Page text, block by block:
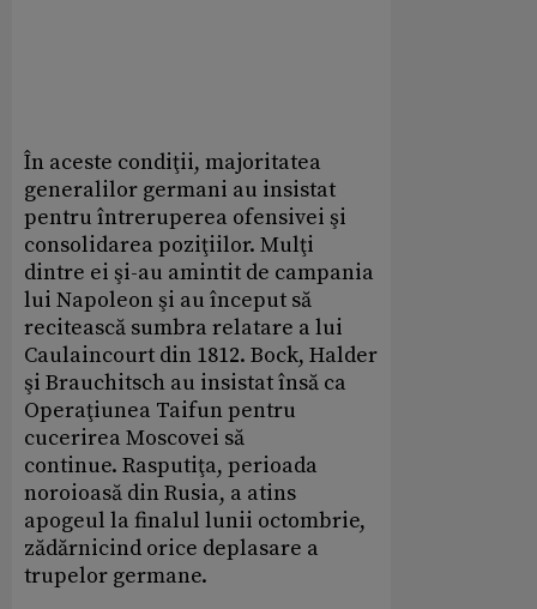
În aceste condiţii, majoritatea
generalilor germani au insistat
pentru întreruperea ofensivei şi
consolidarea poziţiilor. Mulţi
dintre ei şi-au amintit de campania
lui Napoleon şi au început să
recitească sumbra relatare a lui
Caulaincourt din 1812. Bock, Halder
şi Brauchitsch au insistat însă ca
Operaţiunea Taifun pentru
cucerirea Moscovei să
continue. Rasputiţa, perioada
noroioasă din Rusia, a atins
apogeul la finalul lunii octombrie,
zădărnicind orice deplasare a
trupelor germane.